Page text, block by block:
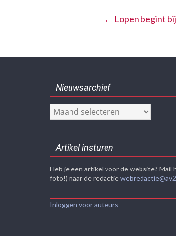
← Lopen begint
Nieuwsarchief
Nieuwsarchief
Artikel insturen
Heb je een artikel voor de website? Mail
foto!) naar de redactie
Inloggen voor auteurs